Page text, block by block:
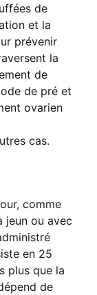
de
et la
prévenir
la
de
de pré et
ovarien
cas.
comme
jeun ou avec
en 25
plus que la
de